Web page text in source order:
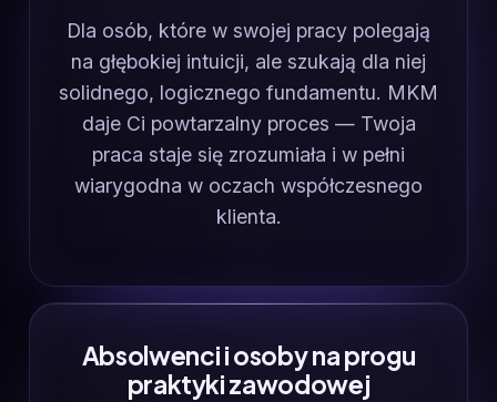
Dla osób, które w swojej pracy polegają
na głębokiej intuicji, ale szukają dla niej
solidnego, logicznego fundamentu. MKM
daje Ci powtarzalny proces — Twoja
praca staje się zrozumiała i w pełni
wiarygodna w oczach współczesnego
klienta.
Absolwenci i osoby na progu
praktyki zawodowej